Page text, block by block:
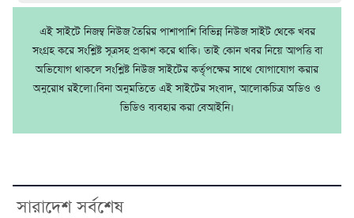
এই সাইটে নিজম্ব নিউজ তৈরির পাশাপাশি বিভিন্ন নিউজ সাইট থেকে খবর
সংগ্রহ করে সংশ্লিষ্ট সূত্রসহ প্রকাশ করে থাকি। তাই কোন খবর নিয়ে আপত্তি বা
অভিযোগ থাকলে সংশ্লিষ্ট নিউজ সাইটের কর্তৃপক্ষের সাথে যোগাযোগ করার
অনুরোধ রইলো।বিনা অনুমতিতে এই সাইটের সংবাদ, আলোকচিত্র অডিও ও
ভিডিও ব্যবহার করা বেআইনি।
সারাদেশ সর্বশেষ